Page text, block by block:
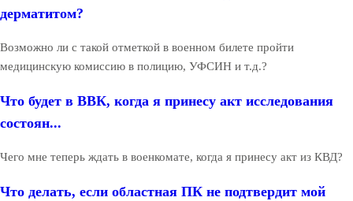
дерматитом?
Возможно ли с такой отметкой в военном билете пройти
медицинскую комиссию в полицию, УФСИН и т.д.?
Что будет в ВВК, когда я принесу акт исследования
состоян...
Чего мне теперь ждать в военкомате, когда я принесу акт из КВД?
Что делать, если областная ПК не подтвердит мой